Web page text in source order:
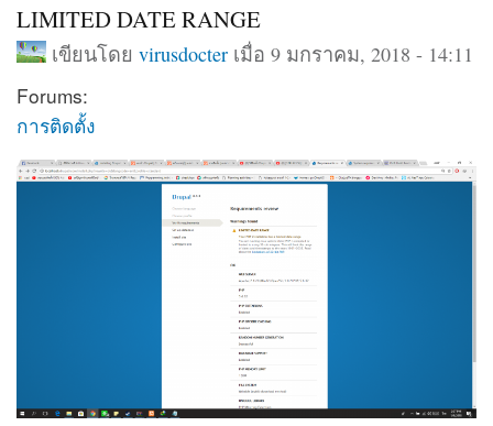
LIMITED DATE RANGE
เขียนโดย virusdocterเมื่อ 9 มกราคม, 2018 - 14:11
Forums:
การติดตั้ง